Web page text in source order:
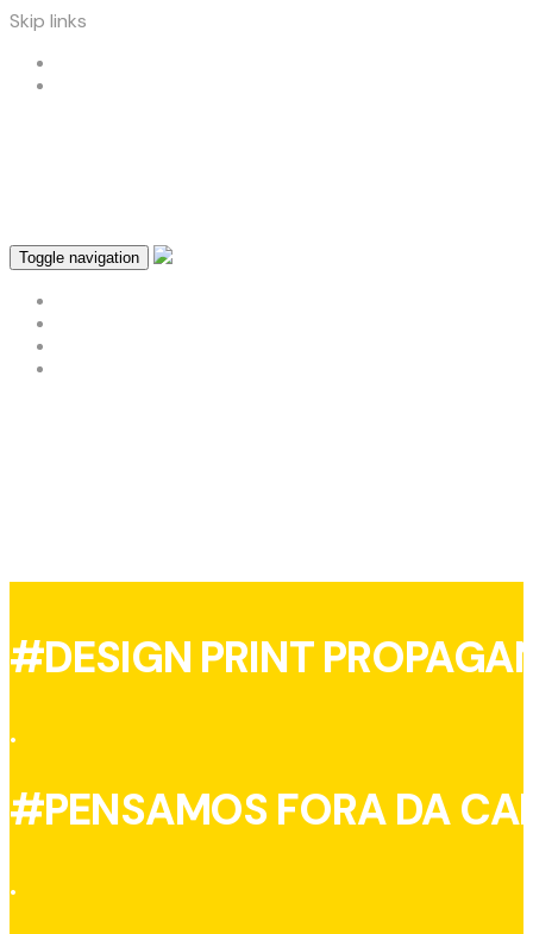
Skip links
Toggle navigation
#DESIGN PRINT
.
#PENSAMOS FORA DA
.